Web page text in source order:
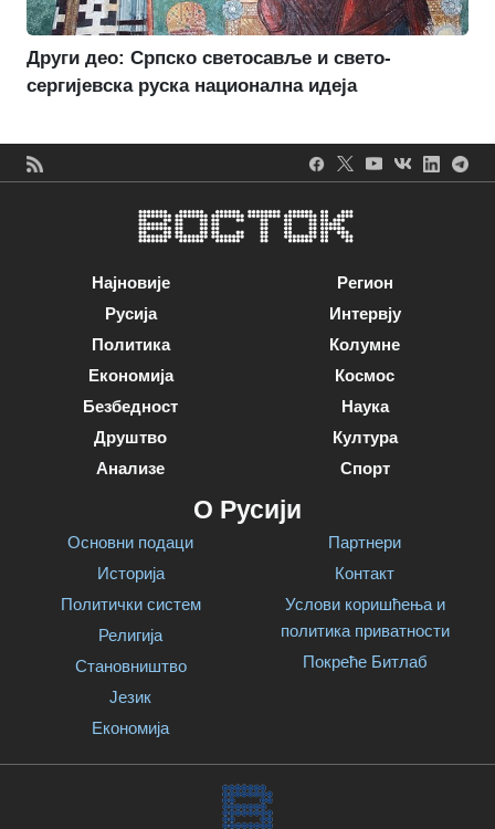
Други део: Српско светосавље и свето-
сергијевска руска национална идеја
Најновије
Русија
Политика
Економија
Безбедност
Друштво
Анализе
Регион
Интервју
Колумне
Космос
Наука
Култура
Спорт
О Русији
Основни подаци
Историја
Политички систем
Религија
Становништво
Језик
Економија
Партнери
Контакт
Услови коришћења и
политика приватности
Покреће Битлаб